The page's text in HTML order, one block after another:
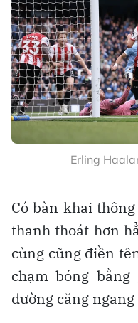
Erling
Có bàn khai
thanh thoát hơn
cùng cũng điền
chạm bóng
đường căng